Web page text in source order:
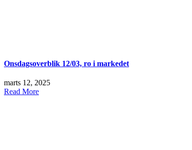
Onsdagsoverblik 12/03, ro i markedet
marts 12, 2025
Read More